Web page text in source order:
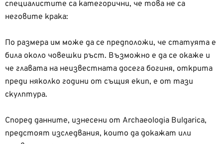
специалистите са категорични, че това не са
неговите крака:
По размера им може да се предположи, че статуята е
била около човешки ръст. Възможно е да се окаже и
че главата на неизвестната досега богиня, открита
преди няколко години от същия екип, е от тази
скулптура.
Според данните, изнесени от Archaeologia Bulgarica,
предстоят изследвания, които да докажат или